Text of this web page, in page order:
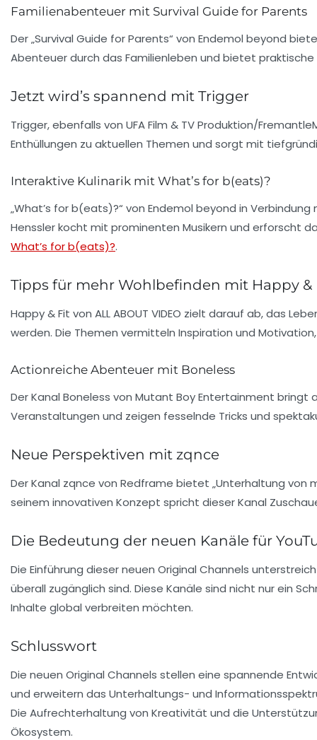
Familienabenteuer mit Survival Guide for Parents
Der „Survival Guide for Parents“ von Endemol beyond
Abenteuer durch das Familienleben und bietet
Jetzt wird’s spannend mit Trigger
Trigger, ebenfalls von UFA Film & TV Produktion/
Enthüllungen zu aktuellen Themen und sorgt mit
Interaktive Kulinarik mit What’s for b(eats)?
„What’s for b(eats)?“ von Endemol beyond in
Henssler kocht mit prominenten Musikern und erforscht
What’s for b(eats)?.
Tipps für mehr Wohlbefinden mit Happy &
Happy & Fit von ALL ABOUT VIDEO zielt darauf ab, das
werden. Die Themen vermitteln Inspiration und
Actionreiche Abenteuer mit Boneless
Der Kanal Boneless von Mutant Boy Entertainment
Veranstaltungen und zeigen fesselnde Tricks und
Neue Perspektiven mit zqnce
Der Kanal zqnce von Redframe bietet „Unterhaltung
seinem innovativen Konzept spricht dieser Kanal
Die Bedeutung der neuen Kanäle für
Die Einführung dieserneuen Original Channels
überall zugänglich sind. Diese Kanäle sind nicht nur ein
Inhalte global verbreiten möchten.
Schlusswort
Die neuen Original Channels stellen eine spannende
und erweitern das Unterhaltungs- und
Die Aufrechterhaltung von Kreativität und die
Ökosystem.